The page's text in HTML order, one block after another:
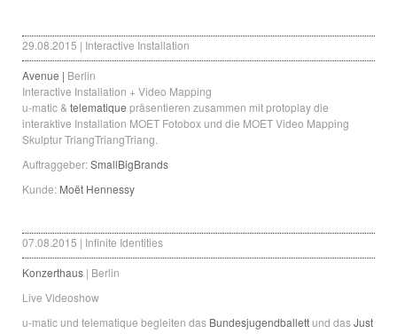
29.08.2015 | Interactive Installation
Avenue | Berlin
Interactive Installation + Video Mapping
u-matic & telematique präsentieren zusammen mit protoplay die
interaktive Installation MOET Fotobox und die MOET Video Mapping
Skulptur TriangTriangTriang.
Auftraggeber:SmallBigBrands
Kunde: Moët Hennessy
07.08.2015 | Infinite Identities
Konzerthaus | Berlin
Live Videoshow
u-matic und telematique begleiten das Bundesjugendballettund dasJust